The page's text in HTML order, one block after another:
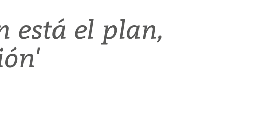
está el plan,